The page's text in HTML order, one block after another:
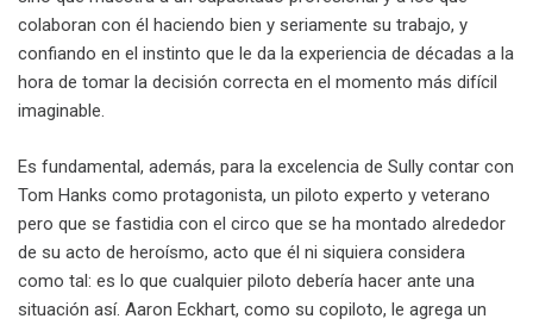
colaboran con él haciendo bien y seriamente su trabajo, y
confiando en el instinto que le da la experiencia de décadas a la
hora de tomar la decisión correcta en el momento más difícil
imaginable.
Es fundamental, además, para la excelencia de Sully contar con
Tom Hanks como protagonista, un piloto experto y veterano
pero que se fastidia con el circo que se ha montado alrededor
de su acto de heroísmo, acto que él ni siquiera considera
como tal: es lo que cualquier piloto debería hacer ante una
situación así. Aaron Eckhart, como su copiloto, le agrega un